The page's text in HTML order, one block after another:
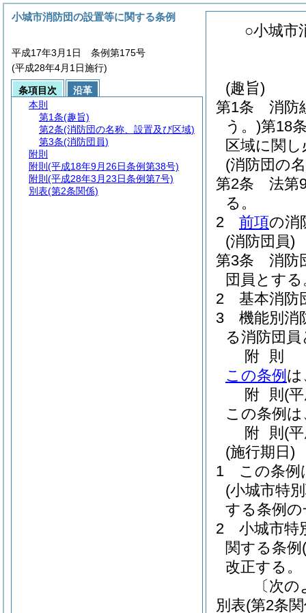
○小城市
(趣旨)
第1条
消防
う。)第18
区域に関
(消防団の
第2条
法第
る。
2
前項の消
(消防団員)
第3条
消防
団員とする
2
基本消防
3
機能別消
る消防団
附 則
この条例 は
附 則 (
この条例
附 則 (
(施行期日)
1
この条例
(小城市特
する条例の
2
小城市特
関する条例
改正する。
〔次
別表(第2条
小城市消防団の設置等に関する条例
平成17年3月1日 条例第175号
(平成28年4月1日施行)
条項目次
沿革
本則
第1条(趣旨)
第2条(消防団の名称、設置及び区域)
第3条(消防団員)
附則
附則 (平成18年9月26日条例第38号)
附則 (平成28年3月23日条例第7号)
別表(第2条関係)